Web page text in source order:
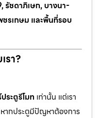
รัชดาภิเษก, บางนา-
ชรเกษม และพื้นที่รอบ
รา?
ระตูรีโมท เท่านั้น แต่เรา
ากประตูมีปัญหาต้องการ